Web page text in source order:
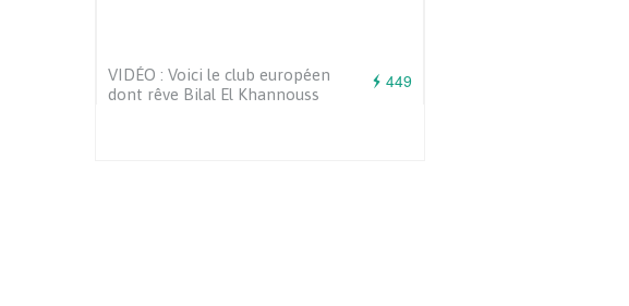
449
VIDÉO : Voici le club européen
dont rêve Bilal El Khannouss